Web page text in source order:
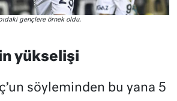
gençlere örnek oldu.
yükselişi
söyleminden bu yana 5